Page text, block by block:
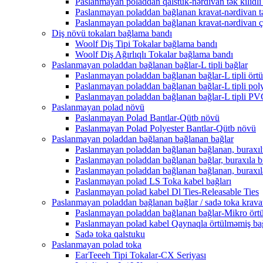
Paslanmayan poladdan bağlanan kravat-
Paslanmayan poladdan bağlanan kravat-
Diş növü tokaları bağlama bandı
Woolf Diş Tipi Tokalar bağlama bandı
Woolf Diş Ağırlıqlı Tokalar bağlama bandı
Paslanmayan poladdan bağlanan bağlar-L tipli bağlar
Paslanmayan poladdan bağlanan bağlar-L tipli
Paslanmayan poladdan bağlanan bağlar-L tipli
Paslanmayan poladdan bağlanan bağlar-L tipli
Paslanmayan polad növü
Paslanmayan Polad Bantlar-Qütb növü
Paslanmayan Polad Polyester Bantlar-Qütb növü
Paslanmayan poladdan bağlanan bağlanan bağlar
Paslanmayan poladdan bağlanan bağlanan,
Paslanmayan poladdan bağlanan bağlar, buraxıla
Paslanmayan poladdan bağlanan bağlanan,
Paslanmayan polad LS Toka kabel bağları
Paslanmayan polad kabel Dl Ties-Releasable Ties
Paslanmayan poladdan bağlanan bağlar / sadə toka
Paslanmayan poladdan bağlanan bağlar-Mikro
Paslanmayan polad kabel Qaynaqla örtülməmiş
Sadə toka qalstuku
Paslanmayan polad toka
EarTeeeh Tipi Tokalar-CX Seriyası